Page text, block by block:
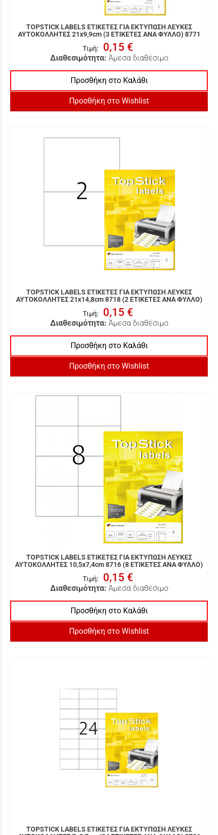
TOPSTICK LABELS ΕΤΙΚΕΤΕΣ ΓΙΑ ΕΚΤΥΠΩΣΗ ΛΕΥΚΕΣ
ΑΥΤΟΚΟΛΛΗΤΕΣ 21x9,9cm (3 ΕΤΙΚΕΤΕΣ ΑΝΑ ΦΥΛΛΟ) 8771
Τιμή: 0,15 €
Διαθεσιμότητα: Άμεσα διαθέσιμο
Προσθήκη στο Καλάθι
Προσθήκη στο Wishlist
TOPSTICK LABELS ΕΤΙΚΕΤΕΣ ΓΙΑ ΕΚΤΥΠΩΣΗ ΛΕΥΚΕΣ
ΑΥΤΟΚΟΛΛΗΤΕΣ 21x14,8cm 8718 (2 ΕΤΙΚΕΤΕΣ ΑΝΑ ΦΥΛΛΟ)
Τιμή: 0,15 €
Διαθεσιμότητα: Άμεσα διαθέσιμο
Προσθήκη στο Καλάθι
Προσθήκη στο Wishlist
TOPSTICK LABELS ΕΤΙΚΕΤΕΣ ΓΙΑ ΕΚΤΥΠΩΣΗ ΛΕΥΚΕΣ
ΑΥΤΟΚΟΛΛΗΤΕΣ 10,5x7,4cm 8716 (8 ΕΤΙΚΕΤΕΣ ΑΝΑ ΦΥΛΛΟ)
Τιμή: 0,15 €
Διαθεσιμότητα: Άμεσα διαθέσιμο
Προσθήκη στο Καλάθι
Προσθήκη στο Wishlist
TOPSTICK LABELS ΕΤΙΚΕΤΕΣ ΓΙΑ ΕΚΤΥΠΩΣΗ ΛΕΥΚΕΣ